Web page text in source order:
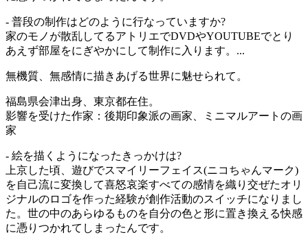
- 普段の制作はどのように行なっていますか?
家のモノが散乱してるアトリエでDVDやYOUTUBEでとり
あえず部屋をにぎやかにして制作に入ります。...
無機質、無感情に描きあげる世界に魅せられて。
福島県会津出身、東京都在住。
影響を受けた作家：後期印象派の画家、ミニマルアートの画
家
- 絵を描くようになったきっかけは?
上京した頃、遊びでスマイリーフェイス(ニコちゃんマーク)
を自己流に変換して喜怒哀楽すべての感情を織り交ぜたオリ
ジナルのロゴを作った経験が創作活動のスイッチになりまし
た。世の中のあらゆるものを自分の色と形に置き換える快感
に憑りつかれてしまったんです。